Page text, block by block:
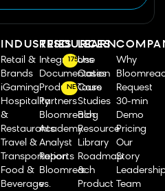
INDUSTRIES
Retail &
Brands
iGaming
Hospitality
&
Restaurants
Travel &
Transportation
Food &
Beverage
RESOURCES
Integrations
175
Documentation
Product Tours
NEW
Partners
Bloomreach
Academy
Analyst
Reports
Bloomreach
vs.
LEARN
Use
Cases
Case
Studies
Blog
Resource
Library
Roadmap
&
Product
Why
Request
30-min
Demo
Pricing
Our
Story
Team